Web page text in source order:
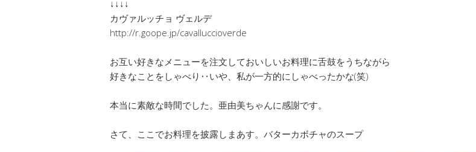
↓↓↓↓
カヴァルッチョ ヴェルデ
http://r.goope.jp/cavalluccioverde
お互い好きなメニューを注文しておいしいお料理に舌鼓をうちながら
好きなことをしゃべり‥いや、私が一方的にしゃべったかな(笑)
本当に素敵な時間でした。亜由美ちゃんに感謝です。
さて、ここでお料理を披露しまあす。バターカボチャのスープ